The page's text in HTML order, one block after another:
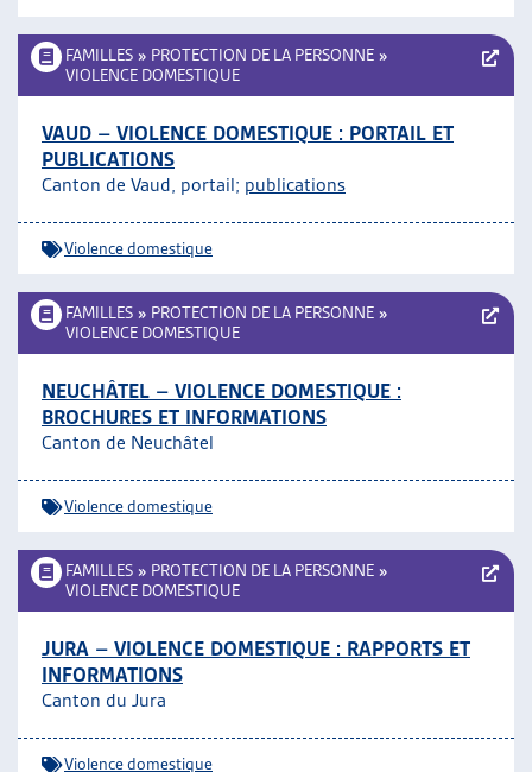
FAMILLES » PROTECTION DE LA PERSONNE »
VIOLENCE DOMESTIQUE
VAUD – VIOLENCE DOMESTIQUE : PORTAIL ET
PUBLICATIONS
Canton de Vaud, portail; publications
Violence domestique
FAMILLES » PROTECTION DE LA PERSONNE »
VIOLENCE DOMESTIQUE
NEUCHÂTEL – VIOLENCE DOMESTIQUE :
BROCHURES ET INFORMATIONS
Canton de Neuchâtel
Violence domestique
FAMILLES » PROTECTION DE LA PERSONNE »
VIOLENCE DOMESTIQUE
JURA – VIOLENCE DOMESTIQUE : RAPPORTS ET
INFORMATIONS
Canton du Jura
Violence domestique